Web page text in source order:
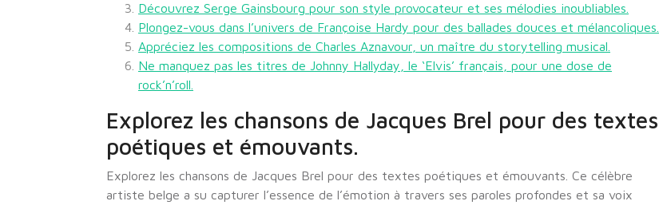
Découvrez Serge Gainsbourg pour son style provocateur et ses mélodies inoubliables.
Plongez-vous dans l’univers de Françoise Hardy pour des ballades douces et mélancoliques.
Appréciez les compositions de Charles Aznavour, un maître du storytelling musical.
Ne manquez pas les titres de Johnny Hallyday, le ‘Elvis’ français, pour une dose de
rock’n’roll.
Explorez les chansons de Jacques Brel pour des textes
poétiques et émouvants.
Explorez les chansons de Jacques Brel pour des textes poétiques et émouvants. Ce célèbre
artiste belge a su capturer l’essence de l’émotion à travers ses paroles profondes et sa voix